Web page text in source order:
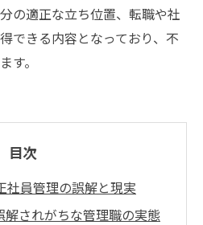
の適正な立ち位置、転職や社
できる内容となっており、不
す。
目次
社員管理の誤解と現実
解されがちな管理職の実態